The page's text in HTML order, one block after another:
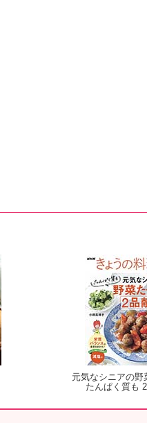
元気なシニアの野
たんぱく質も